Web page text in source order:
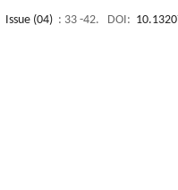
Issue (04) : 33 -42. DOI: